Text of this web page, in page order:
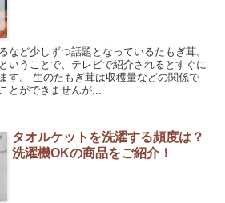
など少しずつ話題となっているたもぎ茸。
いうことで、テレビで紹介されるとすぐに
す。 生のたもぎ茸は収穫量などの関係で
とができませんが...
タオルケットを洗濯する頻度は？
洗濯機OKの商品をご紹介！